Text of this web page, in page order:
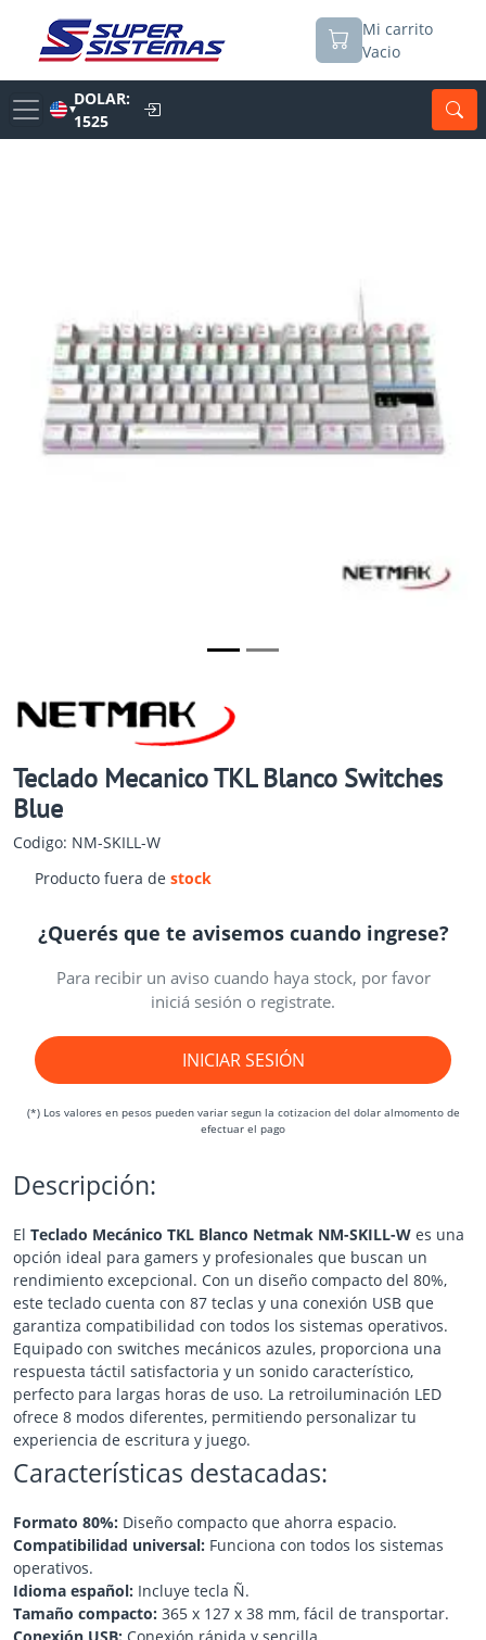
Mi carrito
Vacio
▼
DOLAR:
1525
Teclado Mecanico TKL Blanco Switches
Blue
Codigo: NM-SKILL-W
Producto fuera de stock
¿Querés que te avisemos cuando ingrese?
Para recibir un aviso cuando haya stock, por favor
iniciá sesión o registrate.
INICIAR SESIÓN
(*) Los valores en pesos pueden variar segun la cotizacion del dolar almomento de
efectuar el pago
Descripción:
El Teclado Mecánico TKL Blanco Netmak NM-SKILL-W es una
opción ideal para gamers y profesionales que buscan un
rendimiento excepcional. Con un diseño compacto del 80%,
este teclado cuenta con 87 teclas y una conexión USB que
garantiza compatibilidad con todos los sistemas operativos.
Equipado con switches mecánicos azules, proporciona una
respuesta táctil satisfactoria y un sonido característico,
perfecto para largas horas de uso. La retroiluminación LED
ofrece 8 modos diferentes, permitiendo personalizar tu
experiencia de escritura y juego.
Características destacadas:
Formato 80%: Diseño compacto que ahorra espacio.
Compatibilidad universal: Funciona con todos los sistemas
operativos.
Idioma español: Incluye tecla Ñ.
Tamaño compacto: 365 x 127 x 38 mm, fácil de transportar.